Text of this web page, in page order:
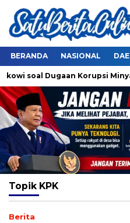
BERANDA NASIONAL
soal Dugaan Korupsi
Topik KPK
Berita